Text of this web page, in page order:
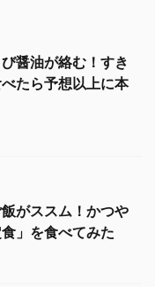
醤油が絡む！すき
たら予想以上に本
がススム！かつや
」を食べてみた